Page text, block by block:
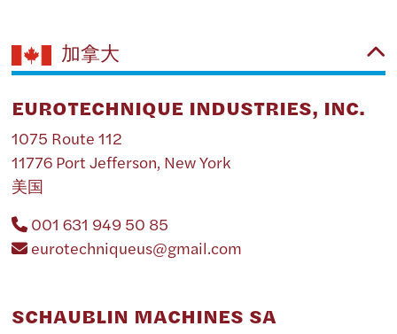
加拿大
EUROTECHNIQUE INDUSTRIES, INC.
1075 Route 112
11776 Port Jefferson, New York
美国
001 631 949 50 85
eurotechniqueus@gmail.com
SCHAUBLIN MACHINES SA